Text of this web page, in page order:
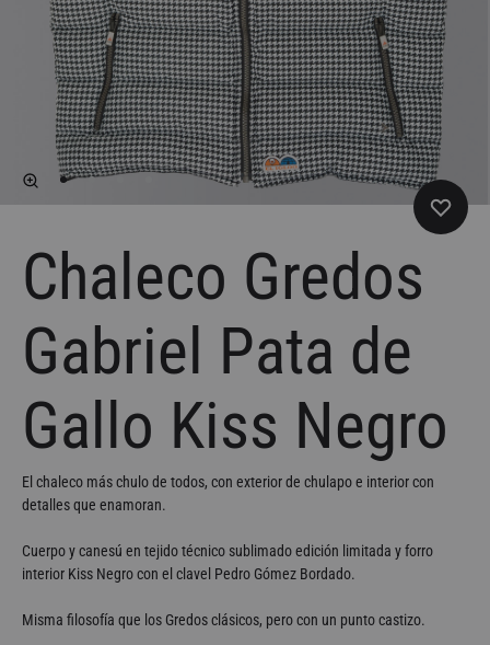
Chaleco Gredos
Gabriel Pata de
Gallo Kiss Negro
El chaleco más chulo de todos, con exterior de chulapo e interior con
detalles que enamoran.
Cuerpo y canesú en tejido técnico sublimado edición limitada y forro
interior Kiss Negro con el clavel Pedro Gómez Bordado.
Misma filosofía que los Gredos clásicos, pero con un punto castizo.